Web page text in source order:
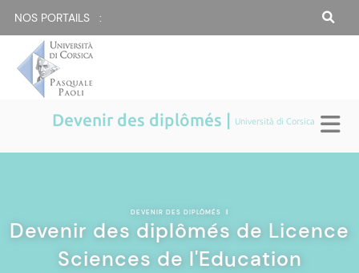
NOS PORTAILS :
Devenir des diplômés | Università di Corsica
DEVENIR DES DIPLÔMÉS |
Devenir des diplômés de Licence
Sciences de l'Education